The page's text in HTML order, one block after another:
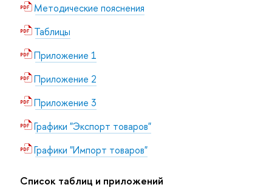
Методические пояснения
Таблицы
Приложение 1
Приложение 2
Приложение 3
Графики "Экспорт товаров"
Графики "Импорт товаров"
Список таблиц и приложений